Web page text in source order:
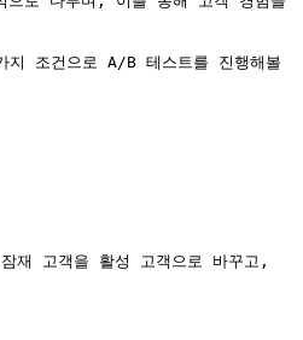
조건으로 A/B 테스트를 진행해볼
재 고객을 활성 고객으로 바꾸고,